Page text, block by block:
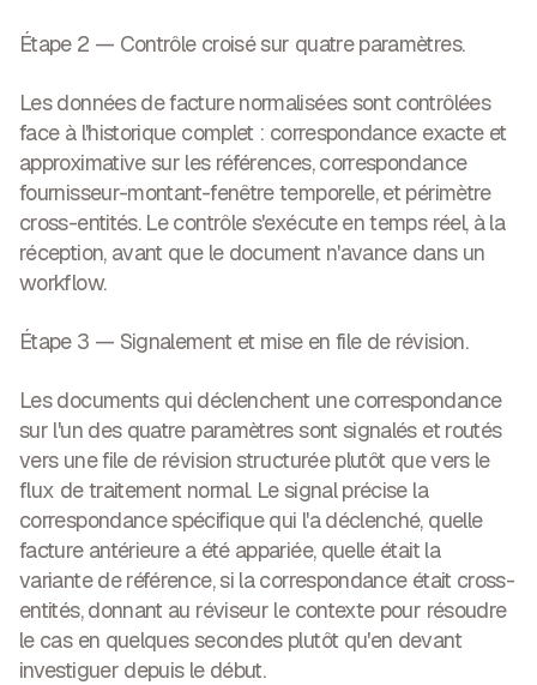
Étape 2 — Contrôle croisé sur quatre paramètres.
Les données de facture normalisées sont contrôlées
face à l'historique complet : correspondance exacte et
approximative sur les références, correspondance
fournisseur-montant-fenêtre temporelle, et périmètre
cross-entités. Le contrôle s'exécute en temps réel, à la
réception, avant que le document n'avance dans un
workflow.
Étape 3 — Signalement et mise en file de révision.
Les documents qui déclenchent une correspondance
sur l'un des quatre paramètres sont signalés et routés
vers une file de révision structurée plutôt que vers le
flux de traitement normal. Le signal précise la
correspondance spécifique qui l'a déclenché, quelle
facture antérieure a été appariée, quelle était la
variante de référence, si la correspondance était cross-
entités, donnant au réviseur le contexte pour résoudre
le cas en quelques secondes plutôt qu'en devant
investiguer depuis le début.